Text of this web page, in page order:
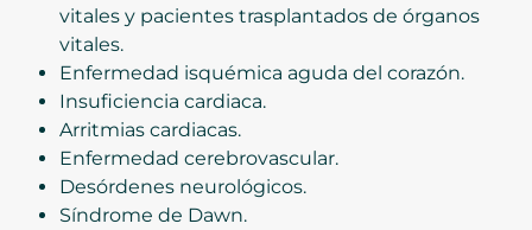
vitales y pacientes trasplantados de órganos
vitales.
Enfermedad isquémica aguda del corazón.
Insuficiencia cardiaca.
Arritmias cardiacas.
Enfermedad cerebrovascular.
Desórdenes neurológicos.
Síndrome de Dawn.